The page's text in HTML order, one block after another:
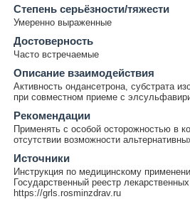
Cтепень серьёзности/тяжести
Умеренно выраженные
Достоверность
Часто встречаемые
Описание взаимодействия
Активность ондансетрона, субстрата
при совместном приеме с
Рекомендации
Применять с особой осторожностью в
отсутствии возможности
Источники
Инструкция по медицинскому
Государственный реестр
https://grls.rosminzdrav.ru